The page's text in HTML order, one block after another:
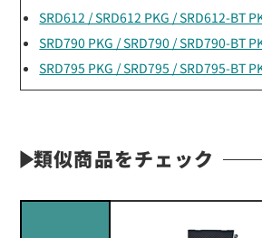
SRD612 / SRD612 PKG / SRD612-BT
SRD790 PKG / SRD790 / SRD790-BT
SRD795 PKG / SRD795 / SRD795-BT
類似商品をチェック